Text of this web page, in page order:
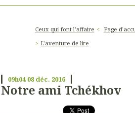
Ceux qui font l'affaire
Page
L'aventure de lire
09h04 08 déc. 2016
Notre ami Tchékhov